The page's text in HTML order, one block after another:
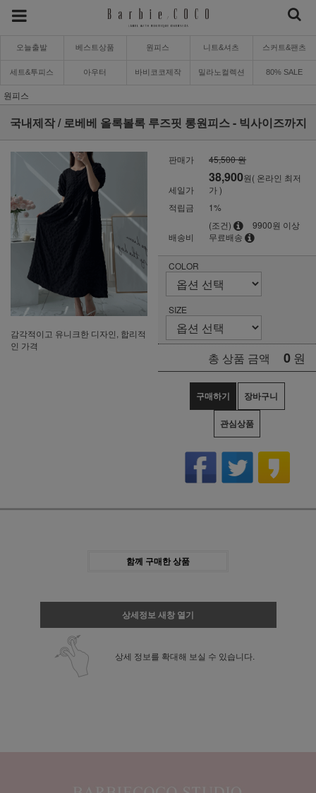
오늘출발 베스트상품 원피스 니트&셔츠 스커트&팬츠
세트&투피스 아우터 바비코코제작 밀라노컬렉션 80% SALE
원피스
국내제작 / 로베베 올록볼록 루즈핏 롱원피스 - 빅사이즈까지
감각적이고 유니크한 디자인, 합리적
인 가격
판매가 45,500 원
세일가
38,900원( 온라인 최저
가 )
적립금
1%
배송비
(조건)
9900원 이상
무료배송
COLOR
SIZE
총 상품 금액 0 원
구매하기 장바구니
관심상품
함께 구매한 상품
상세정보 새창 열기
상세 정보를 확대해 보실 수 있습니다.